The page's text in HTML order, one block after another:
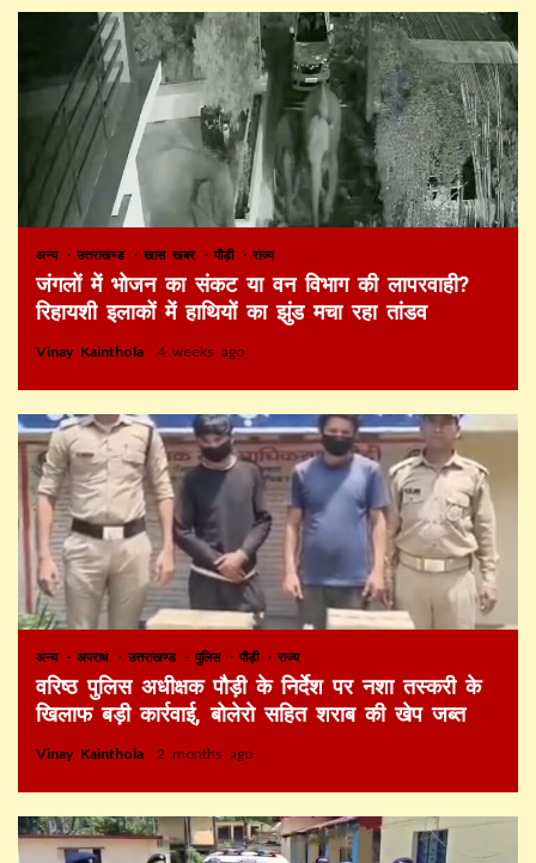
अन्य उत्तराखण्ड खास खबर पौड़ी राज्य
जंगलों में भोजन का संकट या वन विभाग की लापरवाही?
रिहायशी इलाकों में हाथियों का झुंड मचा रहा तांडव
Vinay Kainthola 4 weeks ago
अन्य अपराध उत्तराखण्ड पुलिस पौड़ी राज्य
वरिष्ठ पुलिस अधीक्षक पौड़ी के निर्देश पर नशा तस्करी के
खिलाफ बड़ी कार्रवाई, बोलेरो सहित शराब की खेप जब्त
Vinay Kainthola 2 months ago